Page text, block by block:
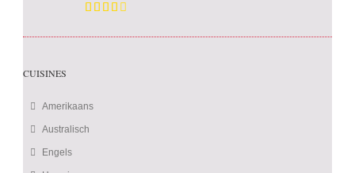
CUISINES
Amerikaans
Australisch
Engels